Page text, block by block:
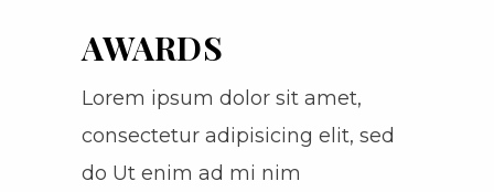
AWARDS
Lorem ipsum dolor sit amet,
consectetur adipisicing elit, sed
do Ut enim ad mi nim